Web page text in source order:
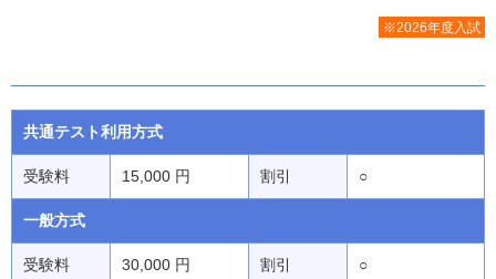
※2026年度入試
共通テスト利用方式
受験料 15,000 円 割引 ○
一般方式
受験料 30,000 円 割引 ○